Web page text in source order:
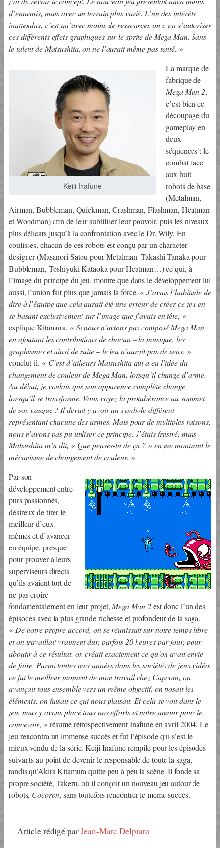
d’ennemis, mais avec un terrain plus varié. L’un des intérêts
inattendus, c’est qu’avec moins de ressources on a pu s’autoriser
ces différents effets graphiques sur le sprite de Mega Man. Sans
le talent de Matsushita, on ne l’aurait même pas tenté. »
Keiji Inafune
La marque de
fabrique de
Mega Man 2,
c’est bien ce
découpage du
gameplay en
deux
séquences : le
combat face
aux huit
robots de base
(Metalman,
Airman, Bubbleman, Quickman, Crashman, Flashman, Heatman
et Woodman) afin de leur subtiliser leur pouvoir, puis les niveaux
plus délicats jusqu’à la confrontation avec le Dr. Wily. En
coulisses, chacun de ces robots est conçu par un character
designer (Masanori Satou pour Metalman, Takashi Tanaka pour
Bubbleman, Toshiyuki Kataoka pour Heatman…) ce qui, à
l’image du principe du jeu, montre que dans le développement lui
aussi, l’union fait plus que jamais la force. « J’avais l’habitude de
dire à l’équipe que cela aurait été une erreur de créer ce jeu en
se basant exclusivement sur l’image que j’avais en tête, »
explique Kitamura. « Si nous n’avions pas composé Mega Man
en ajoutant les contributions de chacun – la musique, les
graphismes et ainsi de suite – le jeu n’aurait pas de sens, »
conclut-il. « C’est d’ailleurs Matsushita qui a eu l’idée du
changement de couleur de Mega Man, lorsqu’il change d’arme.
Au début, je voulais que son apparence complète change
lorsqu’il se transforme. Vous voyez la protubérance au sommet
de son casque ? Il devait y avoir un symbole différent
représentant chacune des armes. Mais pour de multiples raisons,
nous n’avons pas pu utiliser ce principe. J’étais frustré, mais
Matsushita m’a dit, « Que penses-tu de ça ? » en me montrant le
mécanisme de changement de couleur. »
Par son
développement entre
purs passionnés,
désireux de tirer le
meilleur d’eux-
mêmes et d’avancer
en équipe, presque
pour prouver à leurs
superviseurs directs
qu’ils avaient tort de
ne pas croire
fondamentalement en leur projet, Mega Man 2est donc l’un des
épisodes avec la plus grande richesse et profondeur de la saga.
« De notre propre accord, on se réunissait sur notre temps libre
et on travaillait vraiment dur, parfois 20 heures par jour, pour
aboutir à ce résultat, on créait exactement ce qu’on avait envie
de faire. Parmi toutes mes années dans les sociétés de jeux vidéo,
ce fut le meilleur moment de mon travail chez Capcom, on
avançait tous ensemble vers un même objectif, on posait les
éléments, on faisait ce qui nous plaisait. Et cela se voit dans le
jeu, nous y avons placé tous nos efforts et notre amour pour le
concevoir, » résume rétrospectivement Inafune en avril 2004. Le
jeu rencontra un immense succès et fut l’épisode qui s’est le
mieux vendu de la série. Keiji Inafune rempile pour les épisodes
suivants au point de devenir le responsable de toute la saga,
tandis qu’Akira Kitamura quitte peu à peu la scène. Il fonde sa
propre société, Takeru, où il conçoit un nouveau jeu autour de
robots, Cocoron, sans toutefois rencontrer le même succès.
Article rédigé parJean-Marc Delprato